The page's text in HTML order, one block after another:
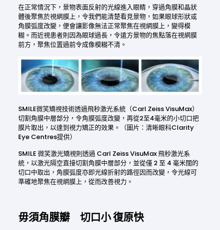
在正常情況下，景物表面反射的光線進入眼睛，穿過角膜和晶狀
體後聚焦於視網膜上，令我們能清楚看見景物，如果眼球形狀或
角膜弧度改變，便會讓影像無法正常聚焦在視網膜上，變得模
糊。而近視患者則因為眼球過長，令遠方景物的焦點落在視網膜
前方，聚焦位置過前令成像模糊不清。
SMILE微笑矯視技術透過飛秒激光系統（Carl Zeiss VisuMax）
切割角膜中層部分，令角膜弧度改變，再從2至4毫米的小切口把
膜片取出，以達到視力矯正的效果。（圖片：清晰眼科Clarity
Eye Centres提供）
SMILE 微笑激光矯視則透過 Carl Zeiss VisuMax 飛秒激光系
統，以激光隔空直接切割角膜中層部分，並從僅 2 至 4 毫米闊的
切口中取出，角膜弧度亦即光線折射的路徑因而改變，令光線可
準確地聚焦在視網膜上，從而改善視力。
毋須角膜瓣 切口小 復原快